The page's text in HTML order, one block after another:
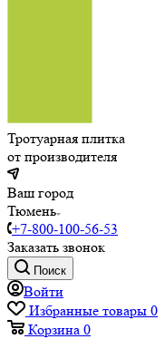
Тротуарная плитка
от производителя
Ваш город
Тюмень
+7-800-100-56-53
Заказать звонок
Поиск
Войти
Избранные товары 0
Корзина 0